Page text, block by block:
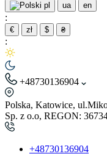
pl ua en
:
€ zł $ ₴
:
+48730136904
Polska, Katowice,
Sp. z o.o, REGON:
+48730136904